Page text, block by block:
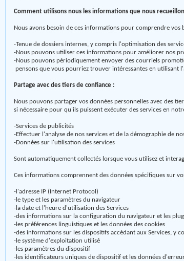
Comment utilisons nous les informations que nous
Nous avons besoin de ces informations pour comprendre
-Tenue de dossiers internes, y compris l'optimisation des
-Nous pouvons utiliser ces informations pour améliorer nos
-Nous pouvons périodiquement envoyer des courriels
pensons que vous pourriez trouver intéressantes en utilisant
Partage avec des tiers de confiance :
Nous pouvons partager vos données personnelles avec des
si nécessaire pour qu'ils puissent exécuter des services en
-Services de publicités
-Effectuer l'analyse de nos services et de la démographie de
-Données sur l'utilisation des services
Sont automatiquement collectés lorsque vous utilisez et
Ces informations comprennent des données spécifiques sur
-l'adresse IP (Internet Protocol)
-le type et les paramètres du navigateur
-la date et l'heure d'utilisation des Services
-des informations sur la configuration du navigateur et les
-les préférences linguistiques et les données des cookies
-des informations sur les dispositifs accédant aux Services, y
-le système d'exploitation utilisé
-les paramètres du dispositif
-les identificateurs uniques de dispositif et les données